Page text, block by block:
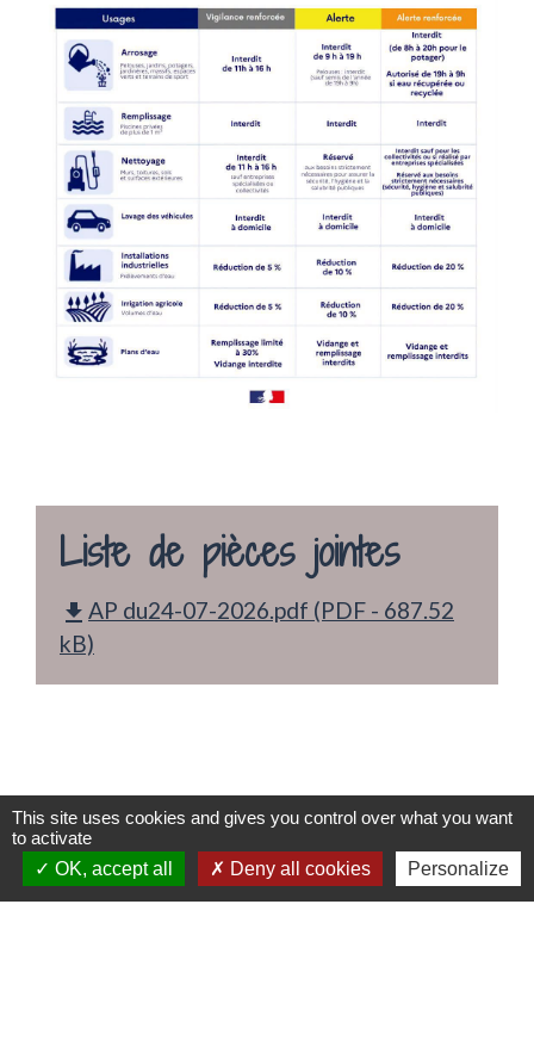
Liste de pièces jointes
file_download AP du24-07-2026.pdf (PDF - 687.52
kB)
Contacts
Commune de Chemy
This site uses cookies and gives you control over what you want
to activate
OK, accept all
Deny all cookies Personalize